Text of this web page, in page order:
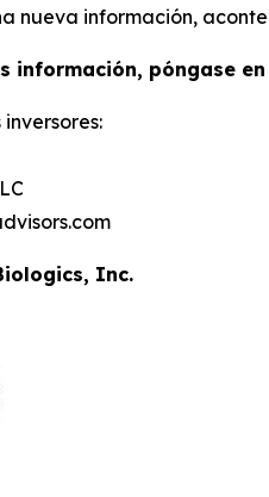
nueva información,
información, póngase
Inc.